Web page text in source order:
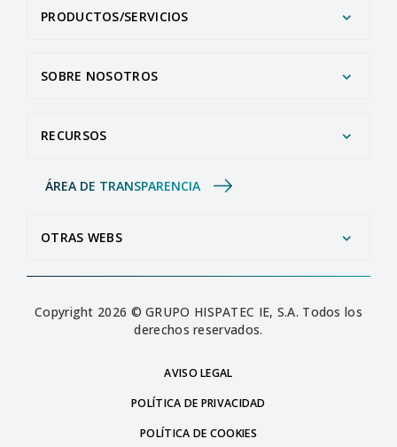
PRODUCTOS/SERVICIOS
SOBRE NOSOTROS
RECURSOS
ÁREA DE TRANSPARENCIA
OTRAS WEBS
Copyright 2026 © GRUPO HISPATEC IE, S.A. Todos los
derechos reservados.
AVISO LEGAL
POLÍTICA DE PRIVACIDAD
POLÍTICA DE COOKIES